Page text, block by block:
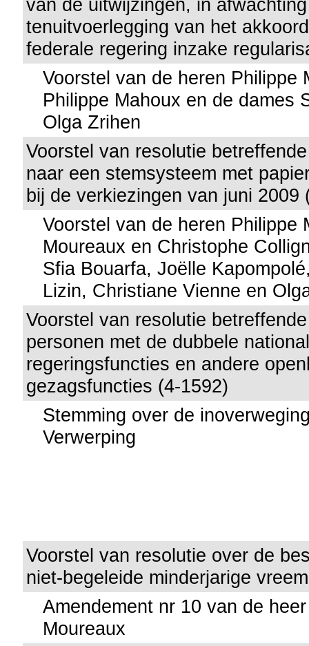
van de uitwijzingen, in
tenuitvoerlegging van het
federale regering inzake
Voorstel van de heren Philippe
Philippe Mahoux en de dames
Olga Zrihen
Voorstel van resolutie
naar een stemsysteem met
bij de verkiezingen van juni 2009
Voorstel van de heren Philippe
Moureaux en Christophe
Sfia Bouarfa, Joëlle
Lizin, Christiane Vienne en
Voorstel van resolutie
personen met de dubbele
regeringsfuncties en andere
gezagsfuncties (4-1592)
Stemming over de
Verwerping
Voorstel van resolutie over de
niet-begeleide minderjarige
Amendement nr 10 van de
Moureaux